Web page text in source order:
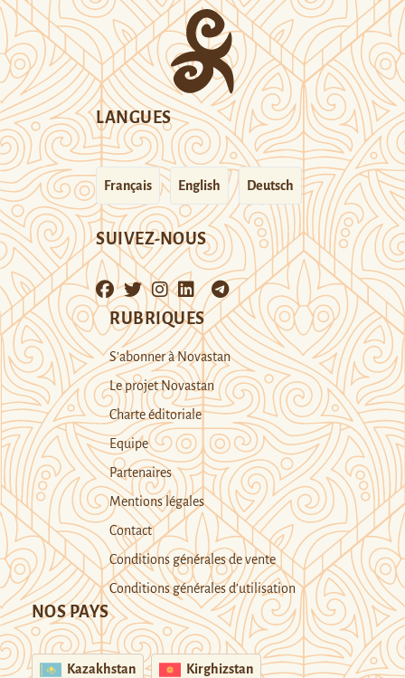
LANGUES
Français English Deutsch
SUIVEZ-NOUS
RUBRIQUES
S’abonner à Novastan
Le projet Novastan
Charte éditoriale
Equipe
Partenaires
Mentions légales
Contact
Conditions générales de vente
Conditions générales d’utilisation
NOS PAYS
Kazakhstan Kirghizstan